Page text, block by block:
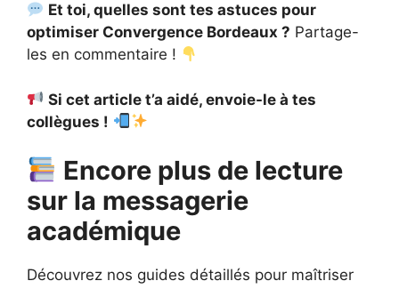
Et toi, quelles sont tes astuces pour
optimiser Convergence Bordeaux ? Partage-
les en commentaire !
Si cet article t’a aidé, envoie-le à tes
collègues !
Encore plus de lecture
sur la messagerie
académique
Découvrez nos guides détaillés pour maîtriser